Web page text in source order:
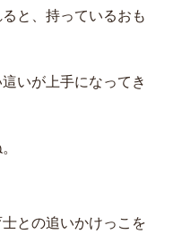
と、持っているおも
いが上手になってき
との追いかけっこを